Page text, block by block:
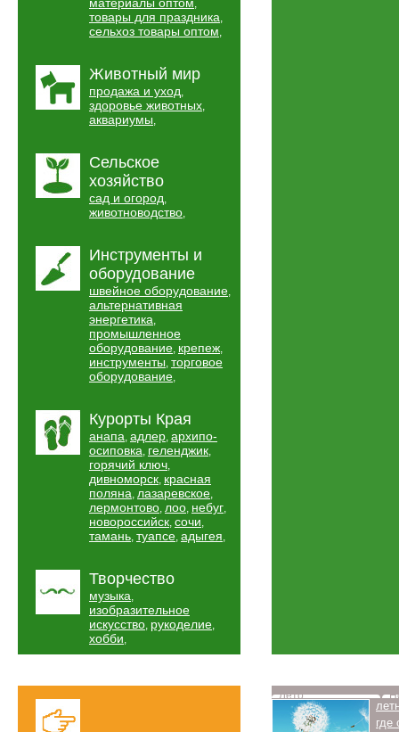
,
товары для праздника,
сельхоз товары оптом,
Животный мир
продажа и уход,
здоровье животных,
аквариумы,
Сельское
хозяйство
сад и огород,
животноводство,
Инструменты и
оборудование
швейное оборудование,
альтернативная
энергетика,
промышленное
оборудование, крепеж,
инструменты, торговое
оборудование,
Курорты Края
анапа, адлер, архипо-
осиповка, геленджик,
горячий ключ,
дивноморск, красная
поляна, лазаревское,
лермонтово, лоо, небуг,
новороссийск, сочи,
тамань, туапсе, адыгея,
Творчество
музыка,
изобразительное
искусство, рукоделие,
хобби,
Лето
где